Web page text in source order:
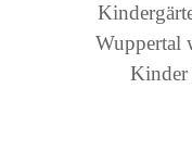
Wuppertal
Kinder